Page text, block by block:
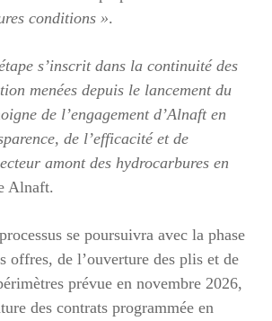
conditions ».
s’inscrit dans la continuité des
menées depuis le lancement du
de l’engagement d’Alnaft en
de l’efficacité et de
amont des hydrocarbures en
Alnaft.
se poursuivra avec la phase
offres, de l’ouverture des plis et de
prévue en novembre 2026,
des contrats programmée en